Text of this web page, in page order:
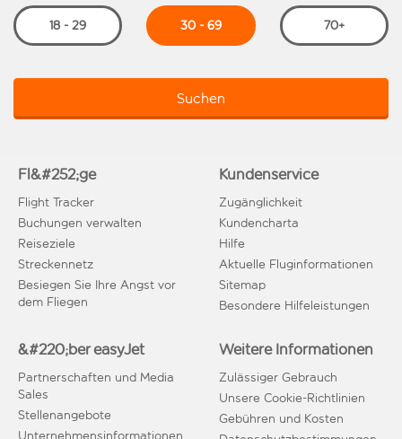
18 - 29 30 - 69 70+
Suchen
Fl&#252;ge
Flight Tracker
Buchungen verwalten
Reiseziele
Streckennetz
Besiegen Sie Ihre Angst vor
dem Fliegen
Kundenservice
Zugänglichkeit
Kundencharta
Hilfe
Aktuelle Fluginformationen
Sitemap
Besondere Hilfeleistungen
&#220;ber easyJet
Partnerschaften und Media
Sales
Stellenangebote
Unternehmensinformationen
Weitere Informationen
Zulässiger Gebrauch
Unsere Cookie-Richtlinien
Gebühren und Kosten